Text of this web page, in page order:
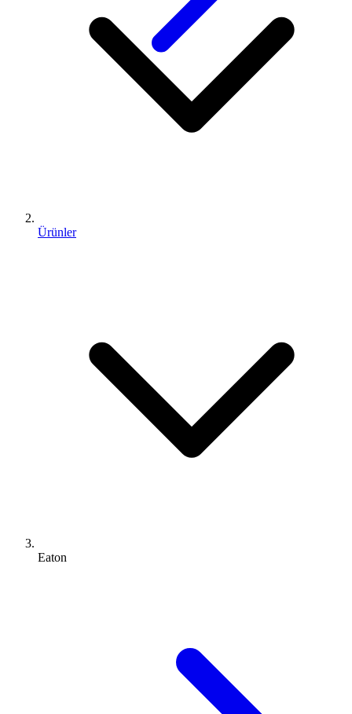
Ürünler
Eaton